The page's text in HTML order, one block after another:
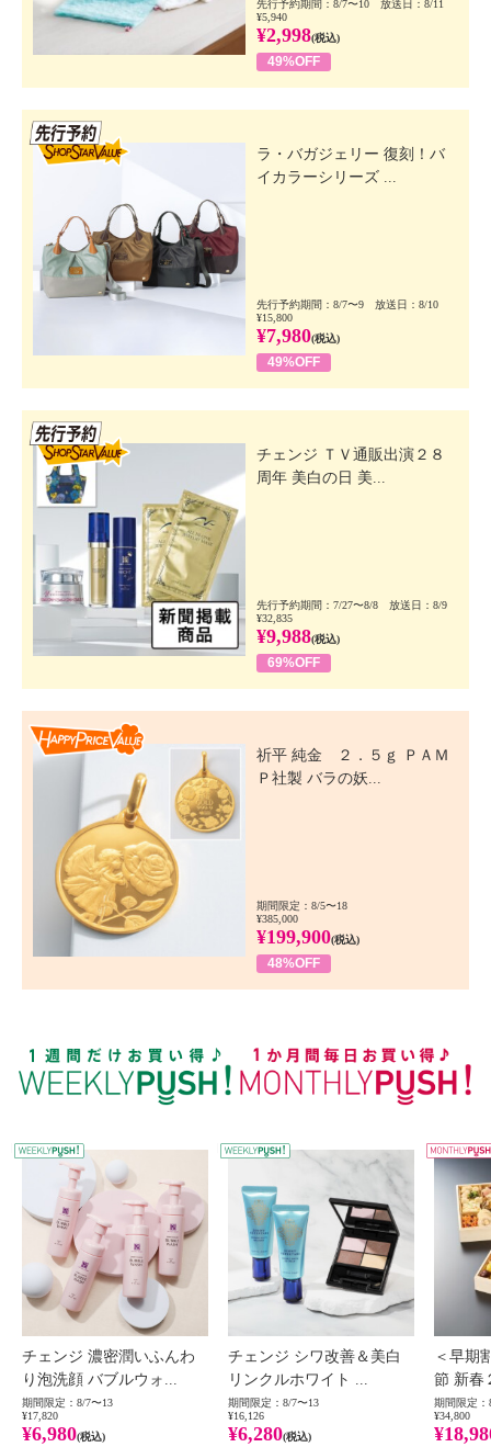
先行予約期間：8/7〜10 放送日：8/11
¥5,940
¥2,998(税込)
49%OFF
ラ・バガジェリー 復刻！バ
イカラーシリーズ ...
先行予約期間：8/7〜9 放送日：8/10
¥15,800
¥7,980(税込)
49%OFF
チェンジ ＴＶ通販出演２８
周年 美白の日 美...
先行予約期間：7/27〜8/8 放送日：8/9
¥32,835
¥9,988(税込)
69%OFF
祈平 純金 ２．５ｇ ＰＡＭ
Ｐ社製 バラの妖...
期間限定：8/5〜18
¥385,000
¥199,900(税込)
48%OFF
WEEKLY PUSH
チェンジ 濃密潤いふんわ
り泡洗顔 バブルウォ...
期間限定：8/7〜13
¥17,820
¥6,980(税込)
チェンジ シワ改善＆美白
リンクルホワイト ...
期間限定：8/7〜13
¥16,126
¥6,280(税込)
＜早期
節 新春
期間限定：
¥34,800